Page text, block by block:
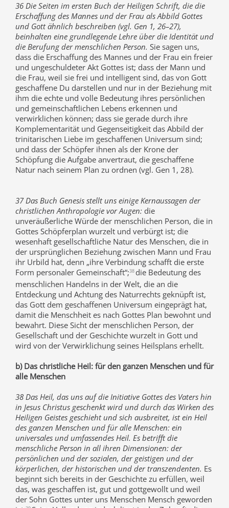
36 Die Seiten im ersten Buch der Heiligen Schrift, die die
Erschaffung des Mannes und der Frau als Abbild Gottes
und Gott ähnlich beschreiben (vgl. Gen 1, 26–27),
beinhalten eine grundlegende Lehre über die Identität und
die Berufung der menschlichen Person. Sie sagen uns,
dass die Erschaffung des Mannes und der Frau ein freier
und ungeschuldeter Akt Gottes ist; dass der Mann und
die Frau, weil sie frei und intelligent sind, das von Gott
geschaffene Du darstellen und nur in der Beziehung mit
ihm die echte und volle Bedeutung ihres persönlichen
und gemeinschaftlichen Lebens erkennen und
verwirklichen können; dass sie gerade durch ihre
Komplementarität und Gegenseitigkeit das Abbild der
trinitarischen Liebe im geschaffenen Universum sind;
und dass der Schöpfer ihnen als der Krone der
Schöpfung die Aufgabe anvertraut, die geschaffene
Natur nach seinem Plan zu ordnen (vgl. Gen 1, 28).
37 Das Buch Genesis stellt uns einige Kernaussagen der
christlichen Anthropologie vor Augen: die
unveräußerliche Würde der menschlichen Person, die in
Gottes Schöpferplan wurzelt und verbürgt ist; die
wesenhaft gesellschaftliche Natur des Menschen, die in
der ursprünglichen Beziehung zwischen Mann und Frau
ihr Urbild hat, denn „ihre Verbindung schafft die erste
Form personaler Gemeinschaft“;38 die Bedeutung des
menschlichen Handelns in der Welt, die an die
Entdeckung und Achtung des Naturrechts geknüpft ist,
das Gott dem geschaffenen Universum eingeprägt hat,
damit die Menschheit es nach Gottes Plan bewohnt und
bewahrt. Diese Sicht der menschlichen Person, der
Gesellschaft und der Geschichte wurzelt in Gott und
wird von der Verwirklichung seines Heilsplans erhellt.
b) Das christliche Heil: für den ganzen Menschen und für
alle Menschen
38 Das Heil, das uns auf die Initiative Gottes des Vaters hin
in Jesus Christus geschenkt wird und durch das Wirken des
Heiligen Geistes geschieht und sich ausbreitet, ist ein Heil
des ganzen Menschen und für alle Menschen: ein
universales und umfassendes Heil. Es betrifft die
menschliche Person in all ihren Dimensionen: der
persönlichen und der sozialen, der geistigen und der
körperlichen, der historischen und der transzendenten. Es
beginnt sich bereits in der Geschichte zu erfüllen, weil
das, was geschaffen ist, gut und gottgewollt und weil
der Sohn Gottes unter uns Menschen Mensch geworden